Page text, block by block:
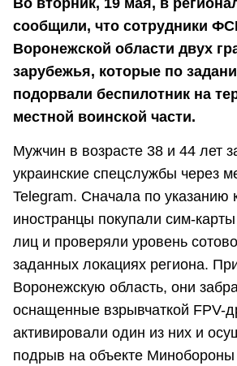
Во вторник, 19 мая, в
сообщили, что сотрудники
Воронежской области двух
зарубежья, которые по
подорвали беспилотник на
местной воинской части.
Мужчин в возрасте 38 и 44 лет
украинские спецслужбы через
Telegram. Сначала по указанию
иностранцы покупали сим-
лиц и проверяли уровень
заданных локациях региона.
Воронежскую область, они
оснащенные взрывчаткой FPV-
активировали один из них и
подрыв на объекте